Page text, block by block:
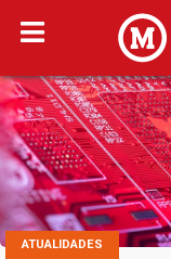
ATUALIDADES